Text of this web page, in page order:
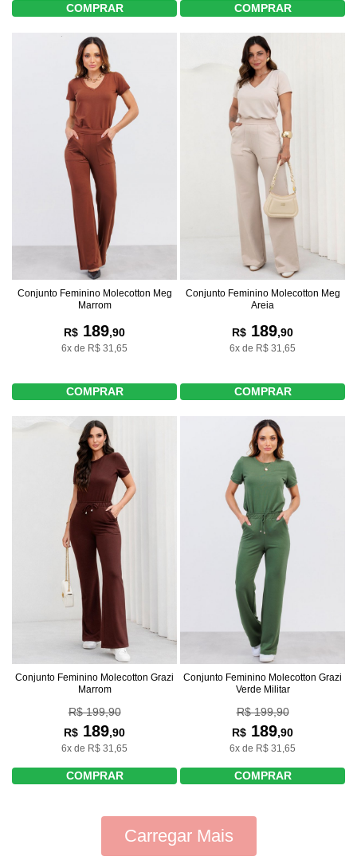
COMPRAR COMPRAR
Conjunto Feminino Molecotton Meg
Marrom
R$ 189,90
6x de R$ 31,65
COMPRAR
Conjunto Feminino Molecotton Meg
Areia
R$ 189,90
6x de R$ 31,65
COMPRAR
Conjunto Feminino Molecotton Grazi
Marrom
R$ 199,90
R$ 189,90
6x de R$ 31,65
COMPRAR
Conjunto Feminino Molecotton Grazi
Verde Militar
R$ 199,90
R$ 189,90
6x de R$ 31,65
COMPRAR
Carregar Mais